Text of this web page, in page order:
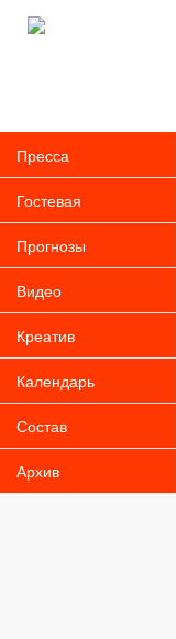
Пресса
Гостевая
Прогнозы
Видео
Креатив
Календарь
Состав
Архив